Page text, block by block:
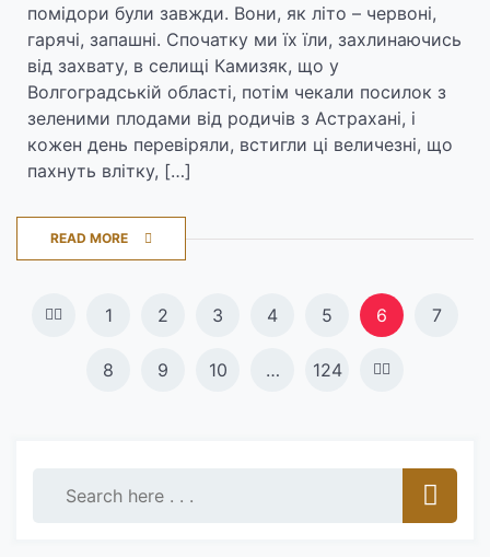
помідори були завжди. Вони, як літо – червоні,
гарячі, запашні. Спочатку ми їх їли, захлинаючись
від захвату, в селищі Камизяк, що у
Волгоградській області, потім чекали посилок з
зеленими плодами від родичів з Астрахані, і
кожен день перевіряли, встигли ці величезні, що
пахнуть влітку, […]
READ MORE
записям
1 2 3 4 5 6 7
8 9 10 … 124